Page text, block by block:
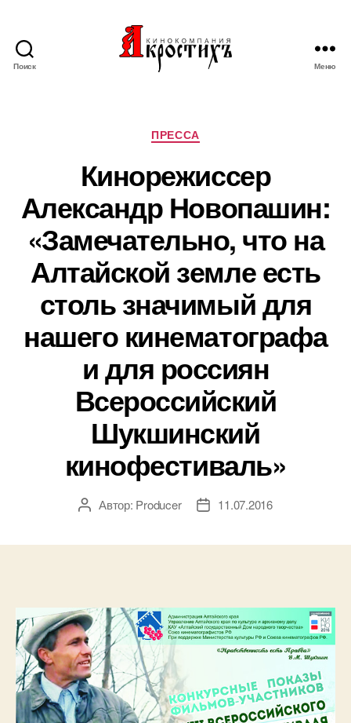
Поиск Меню
Рубрики
ПРЕССА
Кинорежиссер
Александр Новопашин:
«Замечательно, что на
Алтайской земле есть
столь значимый для
нашего кинематографа
и для россиян
Всероссийский
Шукшинский
кинофестиваль»
АвторАвтор: Producer
Дата11.07.2016